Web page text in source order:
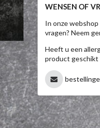
WENSEN OF
In onze
vragen? Neem
Heeft u een
product geschikt